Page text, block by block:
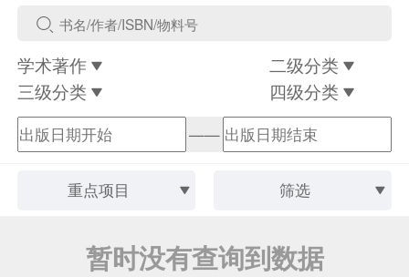
学术著作
二级分类
三级分类
四级分类
——
重点项目 筛选
暂时没有查询到数据